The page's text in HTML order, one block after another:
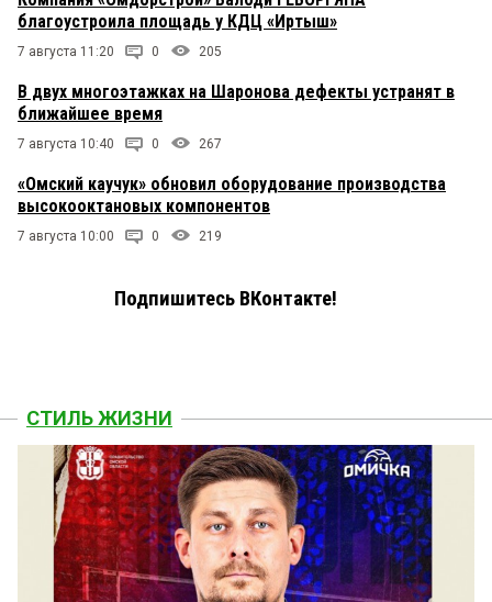
благоустроила площадь у КДЦ «Иртыш»
7 августа 11:20 0 205
В двух многоэтажках на Шаронова дефекты устранят в
ближайшее время
7 августа 10:40 0 267
«Омский каучук» обновил оборудование производства
высокооктановых компонентов
7 августа 10:00 0 219
Подпишитесь ВКонтакте!
СТИЛЬ ЖИЗНИ